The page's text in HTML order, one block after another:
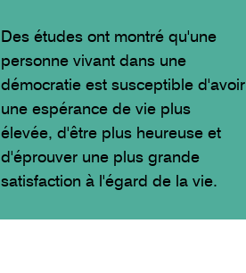
Des études ont montré qu'une
personne vivant dans une
démocratie est susceptible d'avoir
une espérance de vie plus
élevée, d'être plus heureuse et
d'éprouver une plus grande
satisfaction à l'égard de la vie.